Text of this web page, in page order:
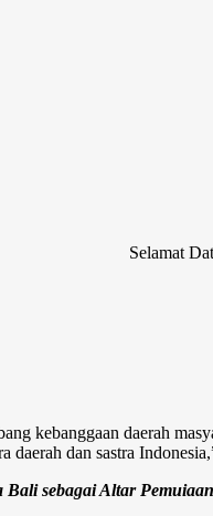
Selamat Datang di
kebanggaan daerah
daerah dan sastra
sebagai Altar